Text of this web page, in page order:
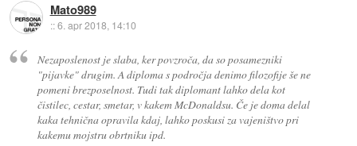
Mato989
::6. apr 2018, 14:10
Nezaposlenost je slaba, ker povzroča, da so posamezniki
"pijavke" drugim. A diploma s področja denimo filozofije še ne
pomeni brezposelnost. Tudi tak diplomant lahko dela kot
čistilec, cestar, smetar, v kakem McDonaldsu. Če je doma delal
kaka tehnična opravila kdaj, lahko poskusi za vajeništvo pri
kakemu mojstru obrtniku ipd.